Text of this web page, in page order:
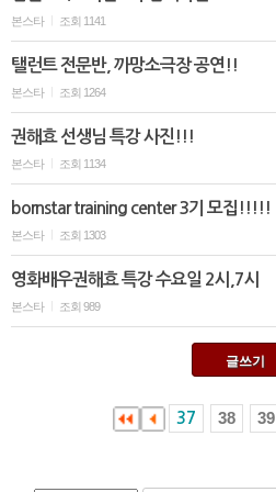
본스타 조회 1141
탤런트 전문반, 까망소극장 공연!!
본스타 조회 1264
권해효 선생님 특강 사진!!!
본스타 조회 1134
bornstar training center 3기 모집!!!!!
본스타 조회 1303
영화배우권해효 특강 수요일 2시,7시
본스타 조회 989
글쓰기
37 38 39